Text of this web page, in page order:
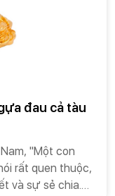
món quà cao
đúng cách, có
đợi, tạo nên ấn
trí người nhận.
đau cả tàu
"Một con
rất quen thuộc,
và sự sẻ chia.